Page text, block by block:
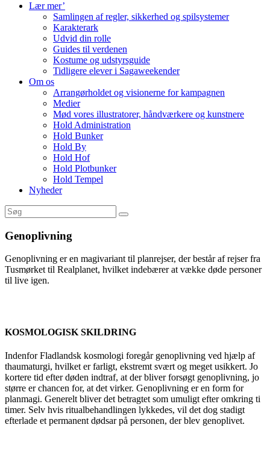
Lær mer’
Samlingen af regler, sikkerhed og spilsystemer
Karakterark
Udvid din rolle
Guides til verdenen
Kostume og udstyrsguide
Tidligere elever i Sagaweekender
Om os
Arrangørholdet og visionerne for kampagnen
Medier
Mød vores illustratorer, håndværkere og kunstnere
Hold Administration
Hold Bunker
Hold By
Hold Hof
Hold Plotbunker
Hold Tempel
Nyheder
Genoplivning
Genoplivning er en magivariant til planrejser, der består af rejser fra
Tusmørket til Realplanet, hvilket indebærer at vække døde personer
til live igen.
KOSMOLOGISK SKILDRING
Indenfor Fladlandsk kosmologi foregår genoplivning ved hjælp af
thaumaturgi, hvilket er farligt, ekstremt svært og meget usikkert. Jo
kortere tid efter døden indtraf, at der bliver forsøgt genoplivning, jo
større er chancen for, at det virker. Genoplivning er en form for
planmagi. Generelt bliver det betragtet som umuligt efter omkring ti
timer. Selv hvis ritualbehandlingen lykkedes, vil det dog stadigt
efterlade et permanent dødsar på personen, der blev genoplivet.